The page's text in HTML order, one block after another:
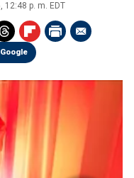
12:48 p. m. EDT